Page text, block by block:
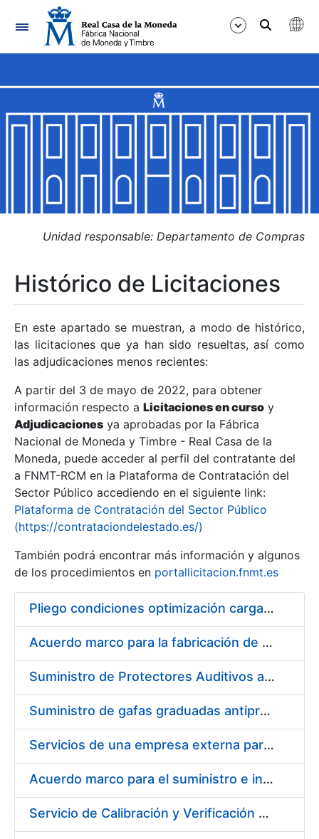
Navegación
Mostrar/Ocultar
Mostrar/Ocultar
Mostrar/Ocultar
Mostrar/Ocultar
Mostrar/Ocultar
Mostrar/Ocultar
Unidad responsable: Departamento de Compras
Histórico de Licitaciones
En este apartado se muestran, a modo de histórico,
las licitaciones que ya han sido resueltas, así como
las adjudicaciones menos recientes:
A partir del 3 de mayo de 2022, para obtener
información respecto a Licitaciones en curso y
Adjudicaciones ya aprobadas por la Fábrica
Nacional de Moneda y Timbre - Real Casa de la
Moneda, puede acceder al perfil del contratante del
a FNMT-RCM en la Plataforma de Contratación del
Sector Público accediendo en el siguiente link:
Plataforma de Contratación del Sector Público
(https://contrataciondelestado.es/)
También podrá encontrar más información y algunos
de los procedimientos en portallicitacion.fnmt.es
Pliego condiciones optimización cargas compras firmado
Acuerdo marco para la fabricación de piezas
Suministro de Protectores Auditivos a medida para las personas trabajadoras de los Centros de Trabajo de Madrid y Burgos
Suministro de gafas graduadas antiproyecciones para los trabajadores de la FNMT-RCM en los centros de trabajo de Madrid y Burgos
Servicios de una empresa externa para el asesoramiento y resolución de los recursos de alzada que se presentan relacionados con procesos de selección para la FNMT-RCM
Acuerdo marco para el suministro e instalación de persianas, estores y otros complementos
Servicio de Calibración y Verificación Externa de los Equipos de Medición del Servicio de Prevención de la FNMT-RCM